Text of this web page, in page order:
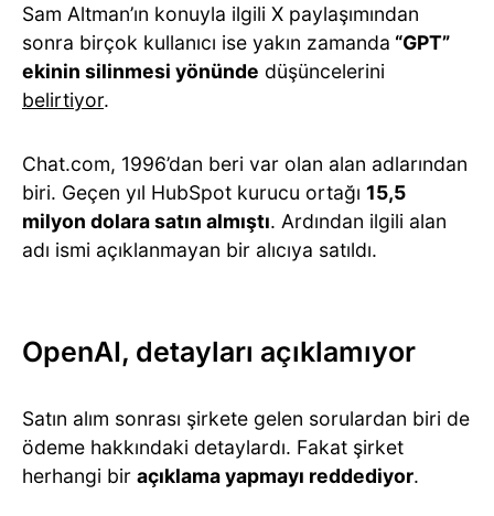
Sam Altman’ın konuyla ilgili X paylaşımından
sonra birçok kullanıcı ise yakın zamanda “GPT”
ekinin silinmesi yönünde düşüncelerini
belirtiyor.
Chat.com, 1996’dan beri var olan alan adlarından
biri. Geçen yıl HubSpot kurucu ortağı 15,5
milyon dolara satın almıştı. Ardından ilgili alan
adı ismi açıklanmayan bir alıcıya satıldı.
OpenAI, detayları açıklamıyor
Satın alım sonrası şirkete gelen sorulardan biri de
ödeme hakkındaki detaylardı. Fakat şirket
herhangi bir açıklama yapmayı reddediyor.